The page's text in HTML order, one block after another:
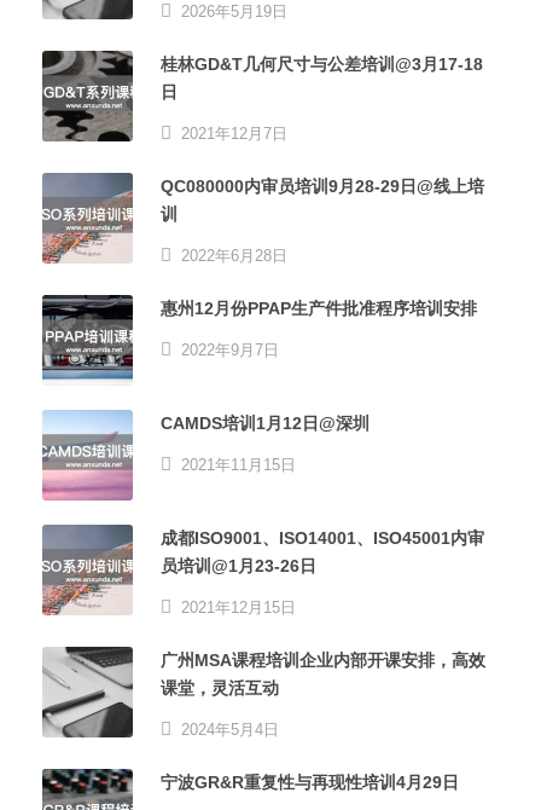
2026年5月19日
桂林GD&T几何尺寸与公差培训@3月17-18
日
2021年12月7日
QC080000内审员培训9月28-29日@线上培
训
2022年6月28日
惠州12月份PPAP生产件批准程序培训安排
2022年9月7日
CAMDS培训1月12日@深圳
2021年11月15日
成都ISO9001、ISO14001、ISO45001内审
员培训@1月23-26日
2021年12月15日
广州MSA课程培训企业内部开课安排，高效
课堂，灵活互动
2024年5月4日
宁波GR&R重复性与再现性培训4月29日